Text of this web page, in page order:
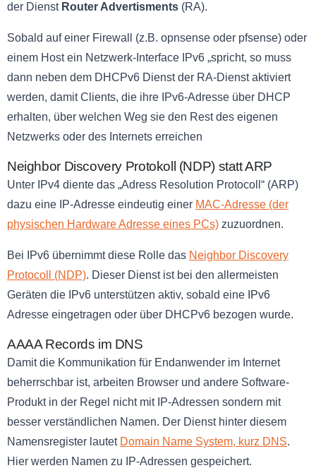
der Dienst Router Advertisments (RA).
Sobald auf einer Firewall (z.B. opnsense oder pfsense) oder
einem Host ein Netzwerk-Interface IPv6 „spricht, so muss
dann neben dem DHCPv6 Dienst der RA-Dienst aktiviert
werden, damit Clients, die ihre IPv6-Adresse über DHCP
erhalten, über welchen Weg sie den Rest des eigenen
Netzwerks oder des Internets erreichen
Neighbor Discovery Protokoll (NDP) statt ARP
Unter IPv4 diente das „Adress Resolution Protocoll“ (ARP)
dazu eine IP-Adresse eindeutig einer MAC-Adresse (der
physischen Hardware Adresse eines PCs) zuzuordnen.
Bei IPv6 übernimmt diese Rolle das Neighbor Discovery
Protocoll (NDP). Dieser Dienst ist bei den allermeisten
Geräten die IPv6 unterstützen aktiv, sobald eine IPv6
Adresse eingetragen oder über DHCPv6 bezogen wurde.
AAAA Records im DNS
Damit die Kommunikation für Endanwender im Internet
beherrschbar ist, arbeiten Browser und andere Software-
Produkt in der Regel nicht mit IP-Adressen sondern mit
besser verständlichen Namen. Der Dienst hinter diesem
Namensregister lautet Domain Name System, kurz DNS.
Hier werden Namen zu IP-Adressen gespeichert.